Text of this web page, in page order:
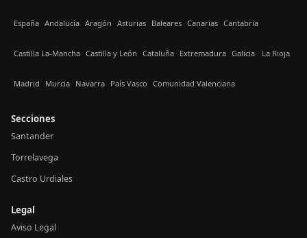
España Andalucía Aragón Asturias Baleares Canarias Cantabria
Castilla La-Mancha Castilla y León Cataluña Extremadura Galicia La Rioja
Madrid Murcia Navarra País Vasco Comunidad Valenciana
Secciones
Santander
Torrelavega
Castro Urdiales
Legal
Aviso Legal